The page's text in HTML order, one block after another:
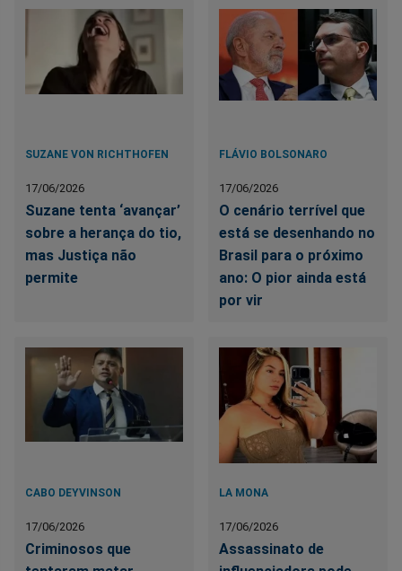
SUZANE VON RICHTHOFEN
17/06/2026
Suzane tenta ‘avançar’
sobre a herança do tio,
mas Justiça não
permite
FLÁVIO BOLSONARO
17/06/2026
O cenário terrível que
está se desenhando no
Brasil para o próximo
ano: O pior ainda está
por vir
CABO DEYVINSON
17/06/2026
Criminosos que
LA MONA
17/06/2026
Assassinato de